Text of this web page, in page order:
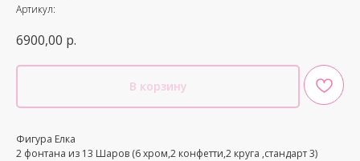
Артикул:
6900,00 р.
В корзину
Фигура Елка
2 фонтана из 13 Шаров (6 хром,2 конфетти,2 круга ,стандарт 3)